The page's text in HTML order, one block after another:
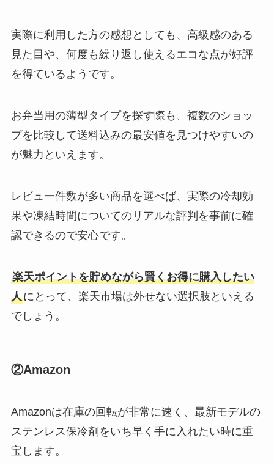
実際に利用した方の感想としても、高級感のある
見た目や、何度も繰り返し使えるエコな点が好評
を得ているようです。
お弁当用の薄型タイプを探す際も、複数のショッ
プを比較して送料込みの最安値を見つけやすいの
が魅力といえます。
レビュー件数が多い商品を選べば、実際の冷却効
果や凍結時間についてのリアルな評判を事前に確
認できるので安心です。
楽天ポイントを貯めながら賢くお得に購入したい
人にとって、楽天市場は外せない選択肢といえる
でしょう。
②Amazon
Amazonは在庫の回転が非常に速く、最新モデルの
ステンレス保冷剤をいち早く手に入れたい時に重
宝します。